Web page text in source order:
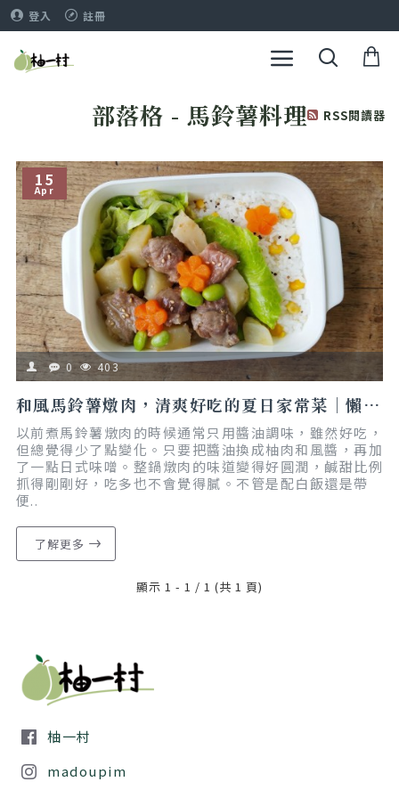
登入 註冊
部落格 - 馬鈴薯料理 RSS閱讀器
15
Apr
0 403
和風馬鈴薯燉肉，清爽好吃的夏日家常菜｜懶人食譜｜減脂友善
以前煮馬鈴薯燉肉的時候通常只用醬油調味，雖然好吃，
但總覺得少了點變化。只要把醬油換成柚肉和風醬，再加
了一點日式味噌。整鍋燉肉的味道變得好圓潤，鹹甜比例
抓得剛剛好，吃多也不會覺得膩。不管是配白飯還是帶
便..
了解更多
顯示 1 - 1 / 1 (共 1 頁)
柚一村
madoupim